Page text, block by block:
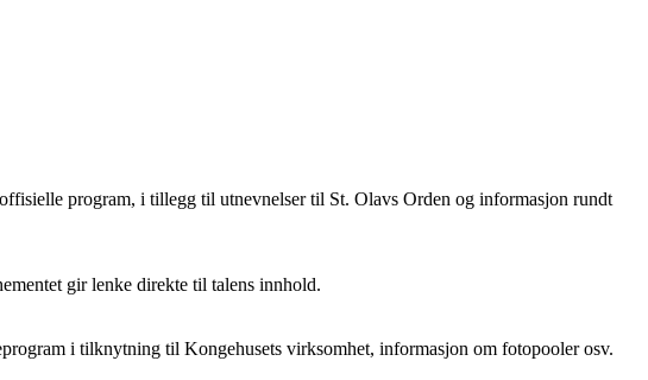
program, i tillegg til utnevnelser til St. Olavs Orden og informasjon rundt
gir lenke direkte til talens innhold.
i tilknytning til Kongehusets virksomhet, informasjon om fotopooler osv.